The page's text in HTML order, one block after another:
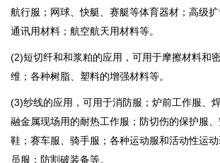
航行服；网球、快艇、赛艇等体育器材；高级
通讯用材料；航空航天用材料等。
(2)短切纤和和浆粕的应用，可用于摩擦材料和
维；各种树脂、塑料的增强材料等。
(3)纱线的应用，可用于消防服；炉前工作服、
融金属现场用的耐热工作服；防切伤的保护服
鞋；赛车服、骑手服；各种运动服和活动性运
员服；防割破装备等。